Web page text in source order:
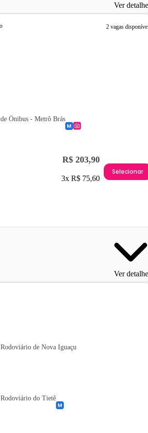
Ver
2 vagas
Ônibus - Metrô Brás
R$ 203,90
3x R$ 75,60
Selecionar
Ver
de Nova Iguaçu
do Tietê